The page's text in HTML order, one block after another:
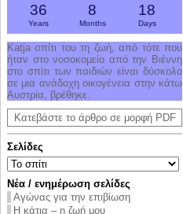
36
Years
8
Months
18
Days
Katja σπίτι του τη ζωή, από τότε που
ήταν στο νοσοκομείο από την Βιέννη
στο σπίτι των παιδιών είναι δύσκολο
σε μια ανάδοχη οικογένεια στην κάτω
Αυστρία, βρέθηκε.
Κατεβάστε το άρθρο σε μορφή PDF
Σελίδες
Νέα / ενημέρωση σελίδες
Αγώνας για την επιβίωση
Η κάτια – η ζωή μου